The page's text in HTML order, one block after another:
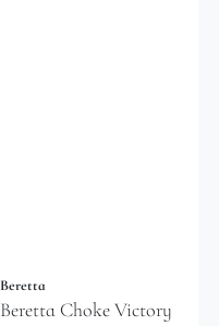
Beretta
Beretta Choke Victory